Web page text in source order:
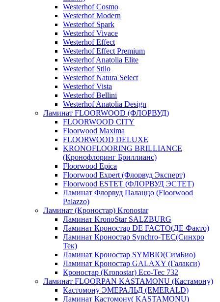
Westerhof Cosmo
Westerhof Modern
Westerhof Spark
Westerhof Vivace
Westerhof Effect
Westerhof Effect Premium
Westerhof Anatolia Elite
Westerhof Stilo
Westerhof Natura Select
Westerhof Vista
Westerhof Bellini
Westerhof Anatolia Design
Ламинат FLOORWOOD (ФЛОРВУД)
FLOORWOOD CITY
Floorwood Maxima
FLOORWOOD DELUXE
KRONOFLOORING BRILLIANCE
(Кронофлоринг Бриллианс)
Floorwood Epica
Floorwood Expert (Флорвуд Эксперт)
Floorwood ESTET (ФЛОРВУД ЭСТЕТ)
Ламинат Флорвуд Палаццо (Floorwood
Palazzo)
Ламинат (Кроностар) Kronostar
Ламинат KronoStar SALZBURG
Ламинат Кроностар DE FACTO(ДЕ Факто)
Ламинат Кроностар Synchro-TEC(Синхро
Тек)
Ламинат Кроностар SYMBIO(СимБио)
Ламинат Кроностар GALAXY (Галакси)
Кроностар (Kronostar) Eco-Tec 732
Ламинат FLOORPAN KASTAMONU (Кастамону)
Кастомону ЭМЕРАЛЬД (EMERALD)
Ламинат Кастомону( KASTAMONU)